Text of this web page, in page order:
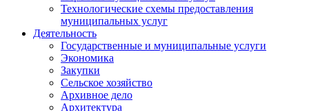
Технологические схемы предоставления
муниципальных услуг
Деятельность
Государственные и муниципальные услуги
Экономика
Закупки
Сельское хозяйство
Архивное дело
Архитектура